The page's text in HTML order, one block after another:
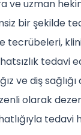
ve uzman
bir
tecrübeleri,
tedavi
ve diş
olarak
tedavi